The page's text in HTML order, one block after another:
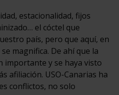
estacionalidad, fijos
el cóctel que
país, pero que aquí, en
magnifica. De ahí que la
importante y se haya visto
afiliación. USO-Canarias ha
conflictos, no solo